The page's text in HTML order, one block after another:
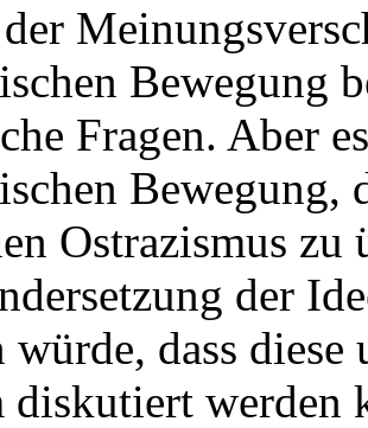
Bewegung
Fragen. Aber
Bewegung,
Ostrazismus
der
würde, dass
diskutiert werden